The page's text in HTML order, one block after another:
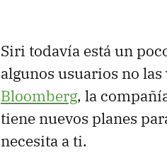
Siri todavía está un
algunos usuarios no
Bloomberg, la
tiene nuevos planes
necesita a ti.